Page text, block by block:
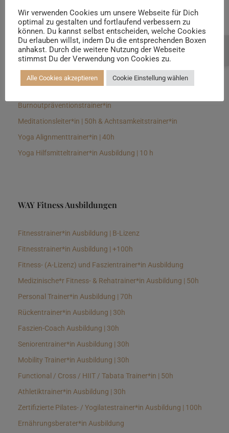
Yin Yogalehrer*in | 100 h & Faszientrainer*in
Hormon Yogalehrer*in / Yogatherapeut*in &
Stressmanagementtrainer*in | 70h
Longevitytrainer*in
Burnoutpräventionstrainer*in
Meditationsleiter*in | 50h & Achtsamkeitstrainer*in
Yoga Alignmenttrainer*in | 40h
Yoga Hilfsmitteltrainer*in Ausbildung | 10 h
WAY Fitness Ausbildungen
Fitnesstrainer*in Ausbildung | B-Lizenz
Fitnesstrainer*in Ausbildung | +100h
Fitness- (A-Lizenz) und Faszientrainer*in Ausbildung
Medizinische*r Fitness- & Rehatrainer*in Ausbildung | 50h
Personal Trainer*in Ausbildung | 70h
Rückentrainer*in Ausbildung | 30h
Faszien-Coach Ausbildung | 30h
Seniorentrainer*in Ausbildung | 30h
Mobility Trainer*in Ausbildung | 30h
Functional / Cross / HIIT / Tabata Trainer*in | 50h
Athletiktrainer*in Ausbildung | 30h
Zertifizierte Pilates- / Yogilatestrainer*in Ausbildung | 100h
Ernährungsberater*in Ausbildung
Wir verwenden Cookies um unsere Webseite für Dich
optimal zu gestalten und fortlaufend verbessern zu
können. Du kannst selbst entscheiden, welche Cookies
Du erlauben willst, indem Du die entsprechenden Boxen
anhakst. Durch die weitere Nutzung der Webseite
stimmst Du der Verwendung von Cookies zu.
Alle Cookies akzeptieren Cookie Einstellung wählen
Beratung buchen